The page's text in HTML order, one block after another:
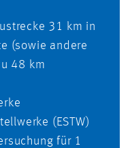
31 km in
(sowie andere
48 km
(ESTW)
für 1